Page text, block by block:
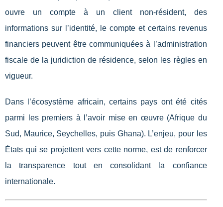
ouvre un compte à un client non-résident, des
informations sur l’identité, le compte et certains revenus
financiers peuvent être communiquées à l’administration
fiscale de la juridiction de résidence, selon les règles en
vigueur.
Dans l’écosystème africain, certains pays ont été cités
parmi les premiers à l’avoir mise en œuvre (Afrique du
Sud, Maurice, Seychelles, puis Ghana). L’enjeu, pour les
États qui se projettent vers cette norme, est de renforcer
la transparence tout en consolidant la confiance
internationale.